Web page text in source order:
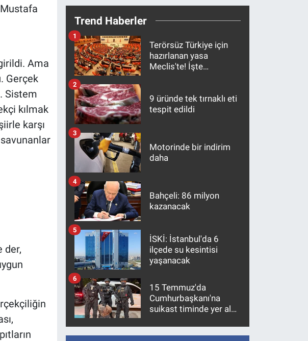
Ama
Gerçek
Sistem
kılmak
karşı
der,
Trend Haberler
Terörsüz Türkiye için
hazırlanan yasa
Meclis'te! İşte
1
9 üründe tek tırnaklı eti
tespit edildi
2
Motorinde bir indirim
daha
3
Bahçeli: 86 milyon
kazanacak
4
İSKİ: İstanbul'da 6
ilçede su kesintisi
yaşanacak
5
15 Temmuz'da
Cumhurbaşkanı'na
suikast timinde yer alan
10 yıl sonra yakalandı
6